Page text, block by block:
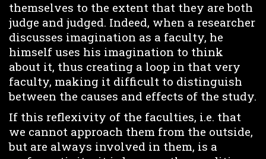
themselves to the extent that they are both
judge and judged. Indeed, when a researcher
discusses imagination as a faculty, he
himself uses his imagination to think
about it, thus creating a loop in that very
faculty, making it difficult to distinguish
between the causes and effects of the study.
If this reflexivity of the faculties, i.e. that
we cannot approach them from the outside,
but are always involved in them, is a